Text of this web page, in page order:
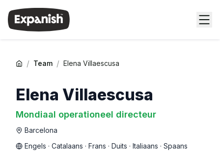
/ Team / Elena Villaescusa
Elena Villaescusa
Mondiaal operationeel directeur
Barcelona
Engels · Catalaans · Frans · Duits · Italiaans · Spaans